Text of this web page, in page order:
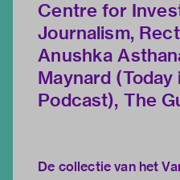
Centre for
Journalism,
Anushka
Maynard (Today
Podcast), The
De collectie van het